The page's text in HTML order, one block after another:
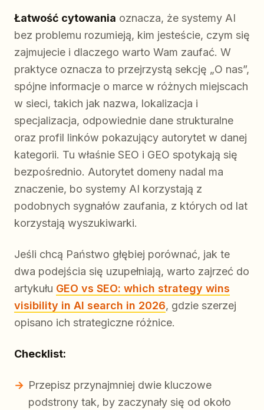
Łatwość cytowania oznacza, że systemy AI
bez problemu rozumieją, kim jesteście, czym się
zajmujecie i dlaczego warto Wam zaufać. W
praktyce oznacza to przejrzystą sekcję „O nas”,
spójne informacje o marce w różnych miejscach
w sieci, takich jak nazwa, lokalizacja i
specjalizacja, odpowiednie dane strukturalne
oraz profil linków pokazujący autorytet w danej
kategorii. Tu właśnie SEO i GEO spotykają się
bezpośrednio. Autorytet domeny nadal ma
znaczenie, bo systemy AI korzystają z
podobnych sygnałów zaufania, z których od lat
korzystają wyszukiwarki.
Jeśli chcą Państwo głębiej porównać, jak te
dwa podejścia się uzupełniają, warto zajrzeć do
artykułu GEO vs SEO: which strategy wins
visibility in AI search in 2026, gdzie szerzej
opisano ich strategiczne różnice.
Checklist:
Przepisz przynajmniej dwie kluczowe
podstrony tak, by zaczynały się od około